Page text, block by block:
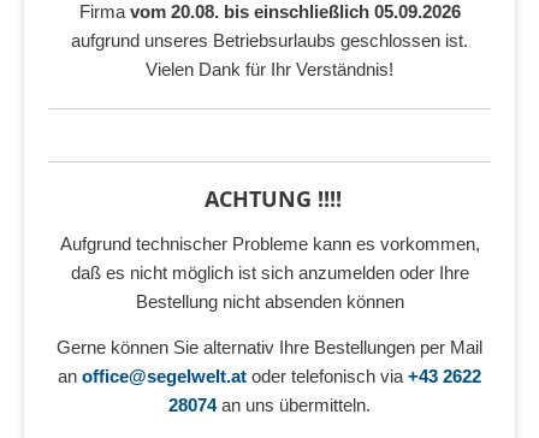
Firma vom 20.08. bis einschließlich 05.09.2026
aufgrund unseres Betriebsurlaubs geschlossen ist.
Vielen Dank für Ihr Verständnis!
ACHTUNG !!!!
Aufgrund technischer Probleme kann es vorkommen,
daß es nicht möglich ist sich anzumelden oder Ihre
Bestellung nicht absenden können
Gerne können Sie alternativ Ihre Bestellungen per Mail
an office@segelwelt.at oder telefonisch via +43 2622
28074an uns übermitteln.